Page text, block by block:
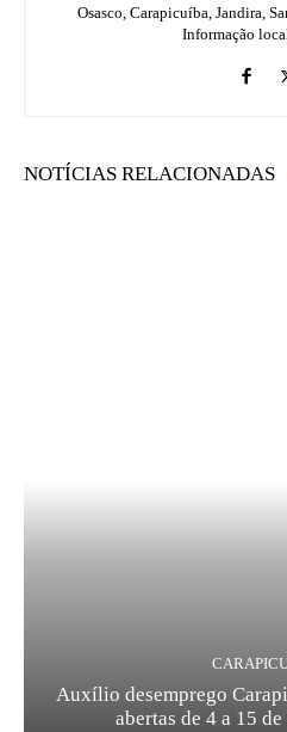
Osasco, Carapicuíba, Jandira,
Informação
NOTÍCIAS RELACIONADAS
Auxílio desemprego
abertas de 4 a 15